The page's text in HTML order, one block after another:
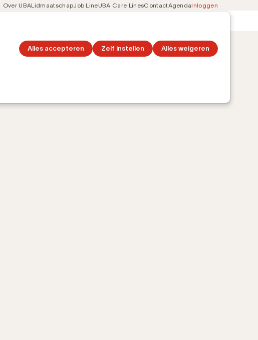
Alles accepteren Zelf instellen Alles weigeren
Meta
Over UBALidmaatschapJob LineUBA Care LinesContactAgendaInloggen